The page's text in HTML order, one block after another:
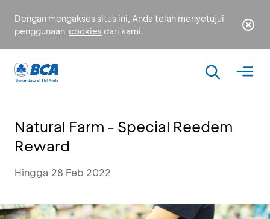
Dengan mengakses situs ini, Anda telah menyetujui
penggunaan cookies dari kami.
Natural Farm - Special Reedem
Reward
Hingga 28 Feb 2022